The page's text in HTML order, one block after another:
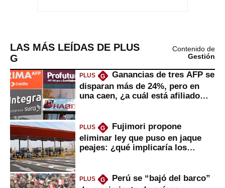
LAS MÁS LEÍDAS DE PLUS
G
Contenido de
Gestión
PLUS G
Ganancias de tres AFP se
disparan más de 24%, pero en
una caen, ¿a cuál está afiliado
PLUS G
Fujimori propone
eliminar ley que puso en jaque
peajes: ¿qué implicaría los
PLUS G
Perú se “bajó del barco”